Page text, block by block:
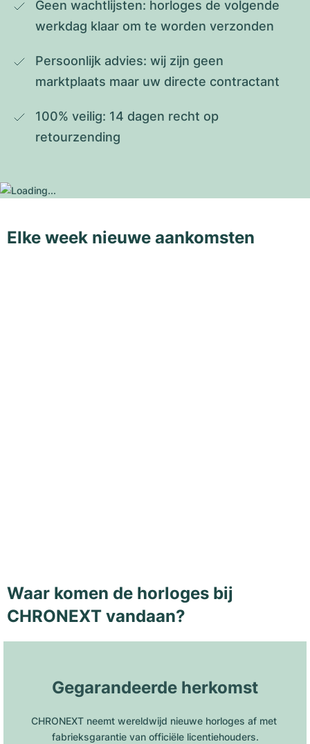
Geen wachtlijsten: horloges de volgende
werkdag klaar om te worden verzonden
Persoonlijk advies: wij zijn geen
marktplaats maar uw directe contractant
100% veilig: 14 dagen recht op
retourzending
Elke week nieuwe aankomsten
Waar komen de horloges bij
CHRONEXT vandaan?
Gegarandeerde herkomst
CHRONEXT neemt wereldwijd nieuwe horloges af met
fabrieksgarantie van officiële licentiehouders.